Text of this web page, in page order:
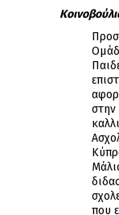
στην
που